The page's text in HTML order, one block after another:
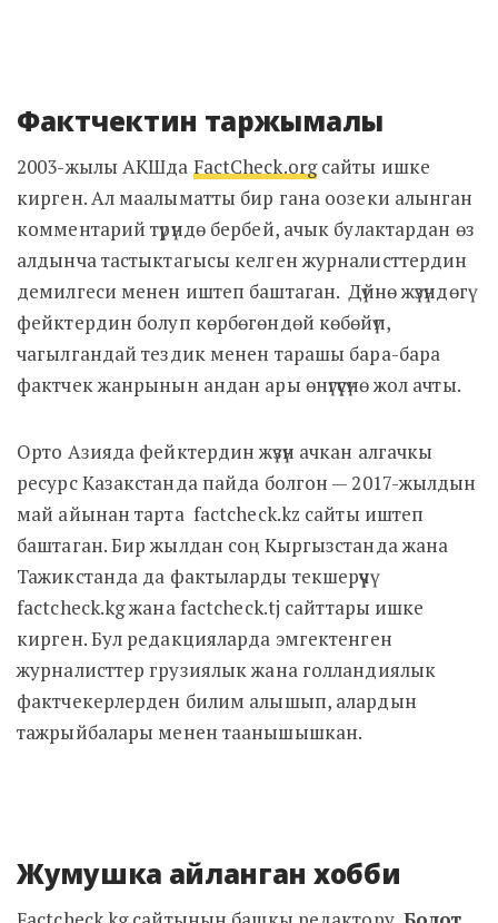
Фактчектин таржымалы
2003-жылы АКШда FactCheck.orgсайты ишке
кирген. Ал маалыматты бир гана оозеки алынган
комментарий түрүндө бербей, ачык булактардан өз
алдынча тастыктагысы келген журналисттердин
демилгеси менен иштеп баштаган. Дүйнө жүзүндөгү
фейктердин болуп көрбөгөндөй көбөйүп,
чагылгандай тездик менен тарашы бара-бара
фактчек жанрынын андан ары өнүгүүсүнө жол ачты.
Орто Азияда фейктердин жүзүн ачкан алгачкы
ресурс Казакстанда пайда болгон — 2017-жылдын
май айынан тарта factcheck.kz сайты иштеп
баштаган. Бир жылдан соң Кыргызстанда жана
Тажикстанда да фактыларды текшерүүчү
factcheck.kg жана factcheck.tj сайттары ишке
кирген. Бул редакцияларда эмгектенген
журналисттер грузиялык жана голландиялык
фактчекерлерден билим алышып, алардын
тажрыйбалары менен таанышышкан.
Жумушка айланган хобби